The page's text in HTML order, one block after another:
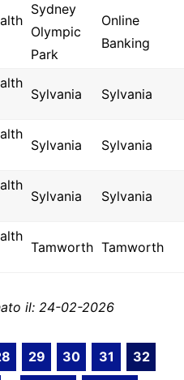
Sydney
Olympic
Park
Online
Banking
Sylvania Sylvania
Sylvania Sylvania
Sylvania Sylvania
Tamworth Tamworth
il: 24-02-2026
29 30 31
32